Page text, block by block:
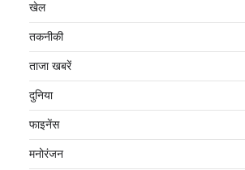
खेल
तकनीकी
ताजा खबरें
दुनिया
फाइनेंस
मनोरंजन